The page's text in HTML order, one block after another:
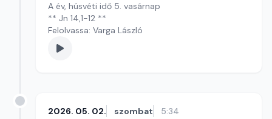
A év, húsvéti idő 5. vasárnap
** Jn 14,1-12 **
Felolvassa: Varga László
2026. 05. 02. szombat 5:34